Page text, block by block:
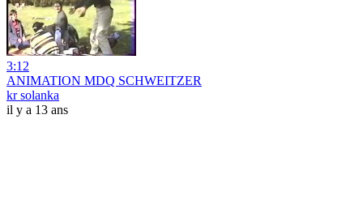
3:12
ANIMATION MDQ SCHWEITZER
kr solanka
il y a 13 ans